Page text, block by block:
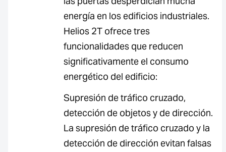
energía en los edificios industriales.
Helios 2T ofrece tres
funcionalidades que reducen
significativamente el consumo
energético del edificio:
Supresión de tráfico cruzado,
detección de objetos y de dirección.
La supresión de tráfico cruzado y la
detección de dirección evitan falsas